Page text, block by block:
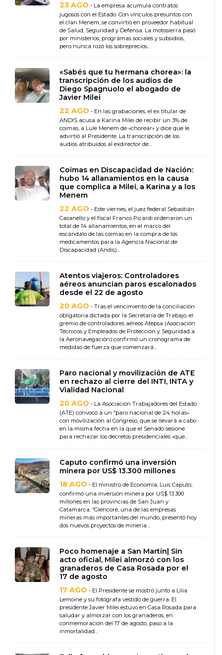
23 AGO - La empresa acumula contratos
jugosos con el Estado. Con vínculos presuntos con
el clan Menem, se convirtió en proveedor habitual
de Salud, Seguridad y Defensa. La motosierra pasó
por ministerios, programas sociales y subsidios,
pero nunca rozó los sobreprecios...
«Sabés que tu hermana chorea»: la
transcripción de los audios de
Diego Spagnuolo el abogado de
Javier Milei
22 AGO - En las grabaciones, el ex titular de
ANDIS acusa a Karina Milei de recibir un 3% de
coimas, a Lule Menem de «chorear» y dice que le
advirtió al Presidente. La transcripción de los
audios atribuidos al exdirector de...
Coimas en Discapacidad de Nación:
hubo 14 allanamientos en la causa
que complica a Milei, a Karina y a los
Menem
22 AGO - Este viernes, el juez federal Sebastián
Casanello y el fiscal Franco Picardi ordenaron un
total de 14 allanamientos, en el marco del
escándalo de las coimas en la compra de los
medicamentos para la Agencia Nacional de
Discapacidad (Andis)...
Atentos viajeros: Controladores
aéreos anuncian paros escalonados
desde el 22 de agosto
20 AGO - Tras el vencimiento de la conciliación
obligatoria dictada por la Secretaría de Trabajo, el
gremio de controladores aéreos Atepsa (Asociación
Técnicos y Empleados de Protección y Seguridad a
la Aeronavegación) confirmó un cronograma de
medidas de fuerza que comenzará...
Paro nacional y movilización de ATE
en rechazo al cierre del INTI, INTA y
Vialidad Nacional
20 AGO - La Asociación Trabajadores del Estado
(ATE) convocó a un “paro nacional de 24 horas»
con movilización al Congreso, que se llevará a cabo
en la misma fecha en la que el Senado sesione
para rechazar los decretos presidenciales «que...
Caputo confirmó una inversión
minera por US$ 13.300 millones
18 AGO - El ministro de Economía, Luis Caputo,
confirmó una inversión minera por US$ 13.300
millones en las provincias de San Juan y
Catamarca. “Glencore, una de las empresas
mineras más importantes del mundo, presentó hoy
dos nuevos proyectos de minería...
Poco homenaje a San Martín| Sin
acto oficial, Milei almorzó con los
granaderos de Casa Rosada por el
17 de agosto
17 AGO - El Presidente se mostró junto a Lilia
Lemoine y su fotógrafa vestido de guerra. El
presidente Javier Milei estuvo en Casa Rosada para
saludar y almorzar con los granaderos, en
conmemoración del 17 de agosto, paso a la
inmortalidad...